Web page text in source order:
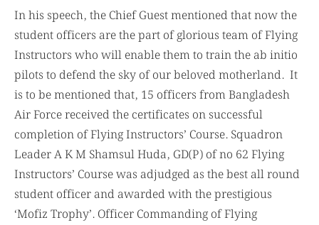
In his speech, the Chief Guest mentioned that now the
student officers are the part of glorious team of Flying
Instructors who will enable them to train the ab initio
pilots to defend the sky of our beloved motherland. It
is to be mentioned that, 15 officers from Bangladesh
Air Force received the certificates on successful
completion of Flying Instructors’ Course. Squadron
Leader A K M Shamsul Huda, GD(P) of no 62 Flying
Instructors’ Course was adjudged as the best all round
student officer and awarded with the prestigious
‘Mofiz Trophy’. Officer Commanding of Flying